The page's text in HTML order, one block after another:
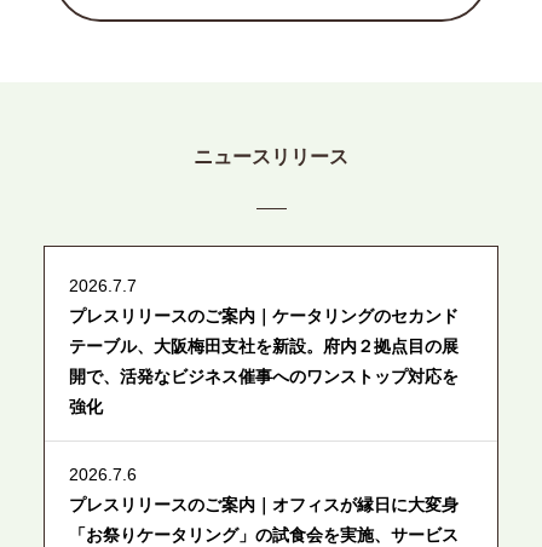
ニュースリリース
2026.7.7
プレスリリースのご案内｜ケータリングのセカンド
テーブル、大阪梅田支社を新設。府内２拠点目の展
開で、活発なビジネス催事へのワンストップ対応を
強化
2026.7.6
プレスリリースのご案内｜オフィスが縁日に大変身
「お祭りケータリング」の試食会を実施、サービス